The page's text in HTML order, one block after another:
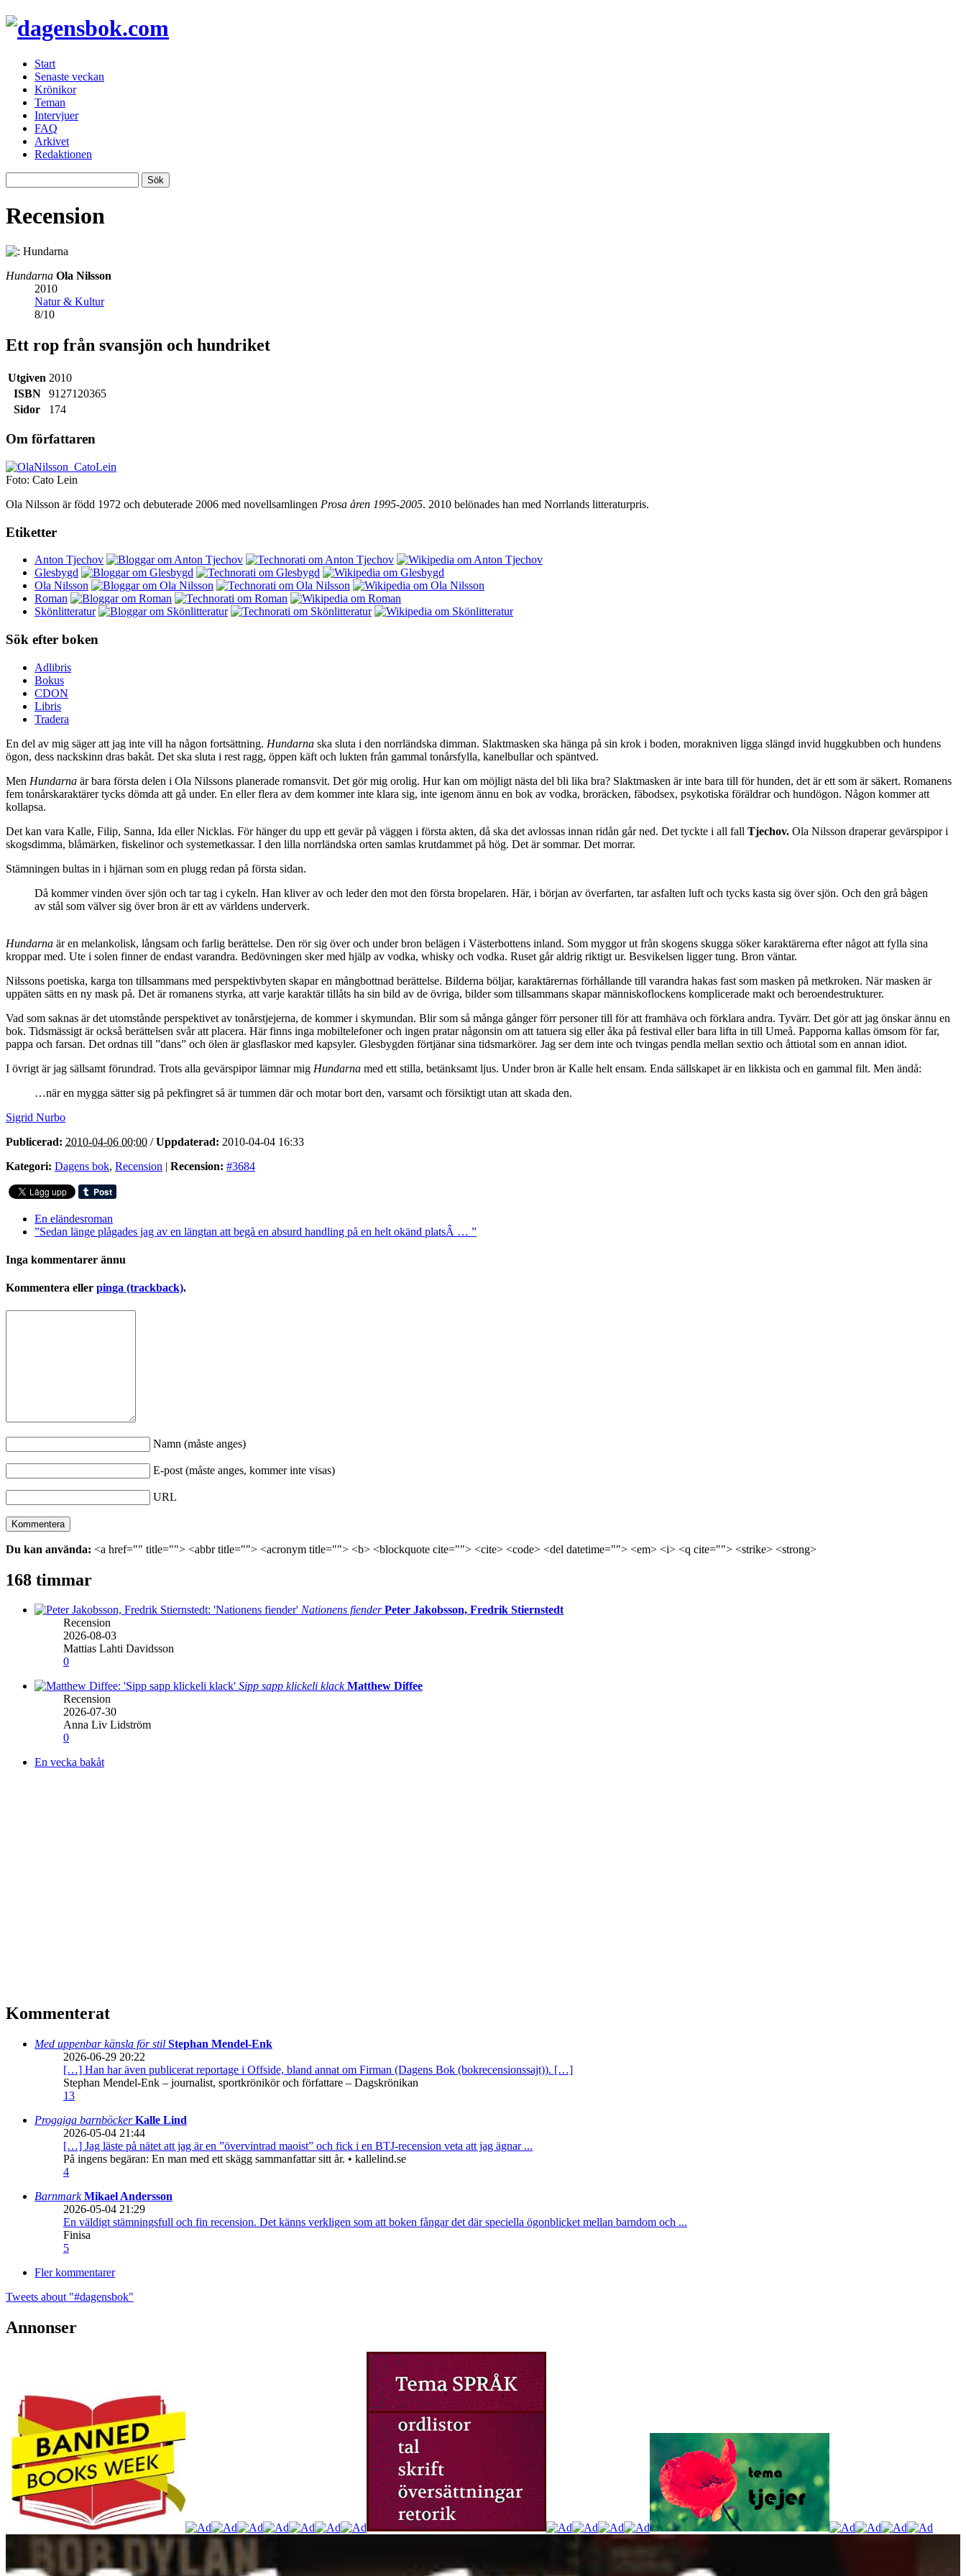
Start
Senaste veckan
Krönikor
Teman
Intervjuer
FAQ
Arkivet
Redaktionen
Recension
Hundarna Ola Nilsson
2010
Natur & Kultur
8/10
Ett rop från svansjön och hundriket
Utgiven 2010
ISBN
9127120365
Sidor
174
Om författaren
Foto: Cato Lein
Ola Nilsson är född 1972 och debuterade 2006 med novellsamlingen Prosa åren 1995-2005. 2010 belönades han med Norrlands litteraturpris.
Etiketter
Anton Tjechov
Glesbygd
Ola Nilsson
Roman
Skönlitteratur
Sök efter boken
Adlibris
Bokus
CDON
Libris
Tradera
En del av mig säger att jag inte vill ha någon fortsättning. Hundarna ska sluta i den norrländska dimman. Slaktmasken ska hänga på sin krok i boden, morakniven ligga slängd invid huggkubben och hundens
ögon, dess nackskinn dras bakåt. Det ska sluta i rest ragg, öppen käft och lukten från gammal tonårsfylla, kanelbullar och späntved.
Men Hundarna är bara första delen i Ola Nilssons planerade romansvit. Det gör mig orolig. Hur kan om möjligt nästa del bli lika bra? Slaktmasken är inte bara till för hunden, det är ett som är säkert. Romanens
fem tonårskaraktärer tycks dömda att gå under. En eller flera av dem kommer inte klara sig, inte igenom ännu en bok av vodka, broräcken, fäbodsex, psykotiska föräldrar och hundögon. Någon kommer att
kollapsa.
Det kan vara Kalle, Filip, Sanna, Ida eller Nicklas. För hänger du upp ett gevär på väggen i första akten, då ska det avlossas innan ridån går ned. Det tyckte i all fall Tjechov. Ola Nilsson draperar gevärspipor i
skogsdimma, blåmärken, fiskelinor och systemetkassar. I den lilla norrländska orten samlas krutdammet på hög. Det är sommar. Det morrar.
Stämningen bultas in i hjärnan som en plugg redan på första sidan.
Då kommer vinden över sjön och tar tag i cykeln. Han kliver av och leder den mot den första bropelaren. Här, i början av överfarten, tar asfalten luft och tycks kasta sig över sjön. Och den grå bågen
av stål som välver sig över bron är ett av världens underverk.
Hundarna är en melankolisk, långsam och farlig berättelse. Den rör sig över och under bron belägen i Västerbottens inland. Som myggor ut från skogens skugga söker karaktärerna efter något att fylla sina
kroppar med. Ute i solen finner de endast varandra. Bedövningen sker med hjälp av vodka, whisky och vodka. Ruset går aldrig riktigt ur. Besvikelsen ligger tung. Bron väntar.
Nilssons poetiska, karga ton tillsammans med perspektivbyten skapar en mångbottnad berättelse. Bilderna böljar, karaktärernas förhållande till varandra hakas fast som masken på metkroken. När masken är
uppäten sätts en ny mask på. Det är romanens styrka, att varje karaktär tillåts ha sin bild av de övriga, bilder som tillsammans skapar människoflockens komplicerade makt och beroendestrukturer.
Vad som saknas är det utomstånde perspektivet av tonårstjejerna, de kommer i skymundan. Blir som så många gånger förr personer till för att framhäva och förklara andra. Tyvärr. Det gör att jag önskar ännu en
bok. Tidsmässigt är också berättelsen svår att placera. Här finns inga mobiltelefoner och ingen pratar någonsin om att tatuera sig eller åka på festival eller bara lifta in till Umeå. Papporna kallas ömsom för far,
pappa och farsan. Det ordnas till ”dans” och ölen är glasflaskor med kapsyler. Glesbygden förtjänar sina tidsmarkörer. Jag ser dem inte och tvingas pendla mellan sextio och åttiotal som en annan idiot.
I övrigt är jag sällsamt förundrad. Trots alla gevärspipor lämnar mig Hundarna med ett stilla, betänksamt ljus. Under bron är Kalle helt ensam. Enda sällskapet är en likkista och en gammal filt. Men ändå:
…när en mygga sätter sig på pekfingret så är tummen där och motar bort den, varsamt och försiktigt utan att skada den.
Sigrid Nurbo
Publicerad: 2010-04-06 00:00 /Uppdaterad: 2010-04-04 16:33
Kategori: Dagens bok, Recension | Recension: #3684
En eländesroman
”Sedan länge plågades jag av en längtan att begå en absurd handling på en helt okänd platsÂ … ”
Inga kommentarer ännu
Kommentera eller pinga (trackback).
Namn (måste anges)
E-post (måste anges, kommer inte visas)
URL
Du kan använda: <a href="" title=""> <abbr title=""> <acronym title=""> <b> <blockquote cite=""> <cite> <code> <del datetime=""> <em> <i> <q cite=""> <strike> <strong>
168 timmar
Nationens fiender Peter Jakobsson, Fredrik Stiernstedt
Recension
2026-08-03
Mattias Lahti Davidsson
0
Sipp sapp klickeli klack Matthew Diffee
Recension
2026-07-30
Anna Liv Lidström
0
En vecka bakåt
Kommenterat
Med uppenbar känsla för stil Stephan Mendel-Enk
2026-06-29 20:22
[…] Han har även publicerat reportage i Offside, bland annat om Firman (Dagens Bok (bokrecensionssajt)). […]
Stephan Mendel-Enk – journalist, sportkrönikör och författare – Dagskrönikan
13
Proggiga barnböckerKalle Lind
2026-05-04 21:44
[…] Jag läste på nätet att jag är en ”övervintrad maoist” och fick i en BTJ-recension veta att jag ägnar ...
På ingens begäran: En man med ett skägg sammanfattar sitt år. • kallelind.se
4
BarnmarkMikael Andersson
2026-05-04 21:29
En väldigt stämningsfull och fin recension. Det känns verkligen som att boken fångar det där speciella ögonblicket mellan barndom och ...
Finisa
5
Fler kommentarer
Tweets about "#dagensbok"
Annonser